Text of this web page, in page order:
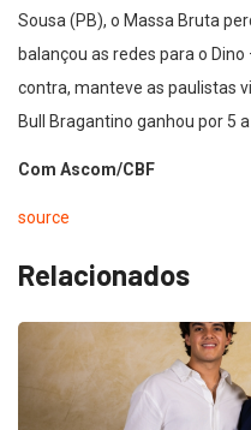
Sousa (PB), o Massa Bruta
balançou as redes para o
contra, manteve as paulistas
Bull Bragantino ganhou por 5 a
Com Ascom/CBF
source
Relacionados